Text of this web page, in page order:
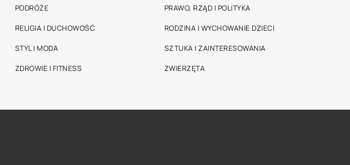
PODRÓŻE PRAWO, RZĄD I POLITYKA
RELIGIA I DUCHOWOŚĆ RODZINA I WYCHOWANIE DZIECI
STYL I MODA SZTUKA I ZAINTERESOWANIA
ZDROWIE I FITNESS ZWIERZĘTA